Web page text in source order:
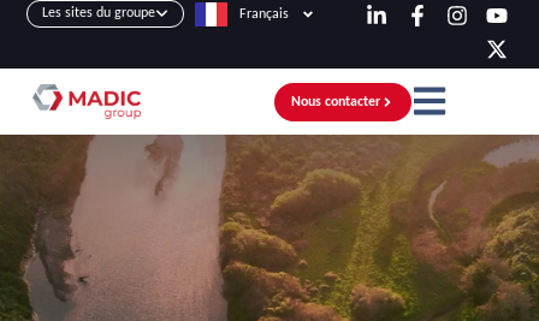
Les sites du groupe Français
Nous contacter